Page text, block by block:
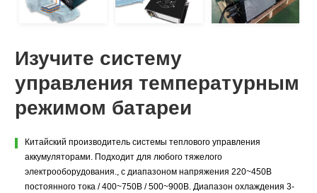
Изучите систему
управления температурным
режимом батареи
Китайский производитель системы теплового управления
аккумуляторами. Подходит для любого тяжелого
электрооборудования., с диапазоном напряжения 220~450В
постоянного тока / 400~750В / 500~900В. Диапазон охлаждения 3-